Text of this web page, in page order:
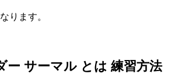
ります。
ー サーマル とは 練習方法